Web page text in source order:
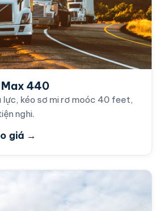
440
kéo sơ mi rơ moóc 40 feet,
nghi.
giá →